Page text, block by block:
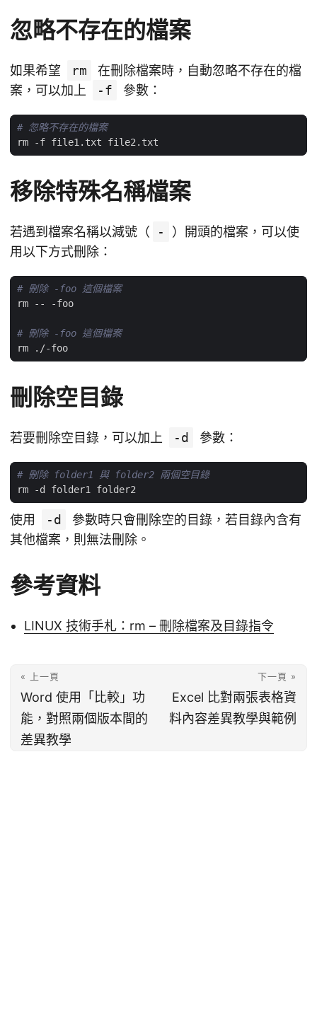
忽略不存在的檔案
如果希望 rm
在刪除檔案時，自動忽略不存在的檔
案，可以加上
-f 參數：
# 忽略不存在的檔案
移除特殊名稱檔案
若遇到檔案名稱以減號（ -
）開頭的檔案，可以使
用以下方式刪除：
# 刪除 -foo 這個檔案
# 刪除 -foo 這個檔案
刪除空目錄
若要刪除空目錄，可以加上 -d 參數：
# 刪除 folder1 與 folder2 兩個空目錄
使用 -d
參數時只會刪除空的目錄，若目錄內含有
其他檔案，則無法刪除。
參考資料
LINUX 技術手札：rm – 刪除檔案及目錄指令
« 上一頁
Word 使用「比較」功
能，對照兩個版本間的
差異教學
下一頁 »
Excel 比對兩張表格資
料內容差異教學與範例